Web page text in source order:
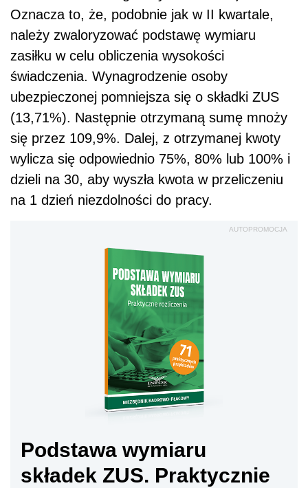
Oznacza to, że, podobnie jak w II kwartale,
należy zwaloryzować podstawę wymiaru
zasiłku w celu obliczenia wysokości
świadczenia. Wynagrodzenie osoby
ubezpieczonej pomniejsza się o składki ZUS
(13,71%). Następnie otrzymaną sumę mnoży
się przez 109,9%. Dalej, z otrzymanej kwoty
wylicza się odpowiednio 75%, 80% lub 100% i
dzieli na 30, aby wyszła kwota w przeliczeniu
na 1 dzień niezdolności do pracy.
AUTOPROMOCJA
Podstawa wymiaru
składek ZUS. Praktycznie